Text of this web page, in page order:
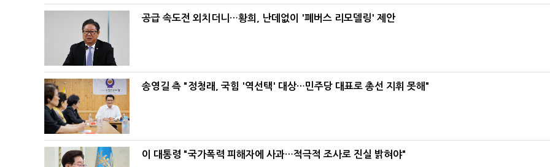
공급 속도전 외치더니…황희, 난데없이 '폐버스 리모델링' 제안
송영길 측 "정청래, 국힘 '역선택' 대상…민주당 대표로 총선 지휘 못해"
이 대통령 "국가폭력 피해자에 사과…적극적 조사로 진실 밝혀야"